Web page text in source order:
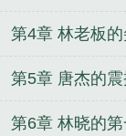
第4章 林老板
第5章 唐杰的
第6章 林晓的